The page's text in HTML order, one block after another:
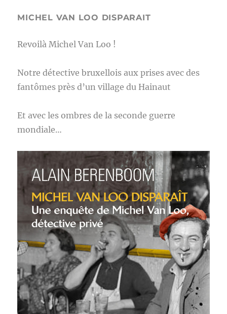
MICHEL VAN LOO DISPARAIT
Revoilà Michel Van Loo !
Notre détective bruxellois aux prises avec des
fantômes près d’un village du Hainaut
Et avec les ombres de la seconde guerre
mondiale…